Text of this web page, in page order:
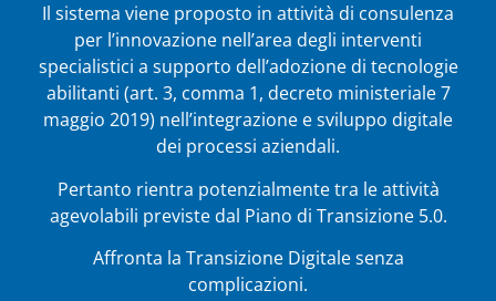
Il sistema viene proposto in attività di consulenza
per l’innovazione nell’area degli interventi
specialistici a supporto dell’adozione di tecnologie
abilitanti (art. 3, comma 1, decreto ministeriale 7
maggio 2019) nell’integrazione e sviluppo digitale
dei processi aziendali.
Pertanto rientra potenzialmente tra le attività
agevolabili previste dal Piano di Transizione 5.0.
Affronta la Transizione Digitale senza
complicazioni.